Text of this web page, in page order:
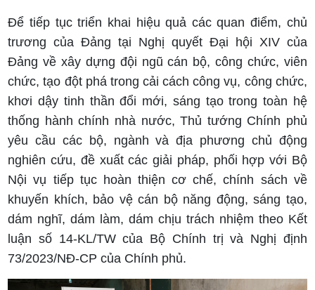
Để tiếp tục triển khai hiệu quả các quan điểm, chủ
trương của Đảng tại Nghị quyết Đại hội XIV của
Đảng về xây dựng đội ngũ cán bộ, công chức, viên
chức, tạo đột phá trong cải cách công vụ, công chức,
khơi dậy tinh thần đổi mới, sáng tạo trong toàn hệ
thống hành chính nhà nước, Thủ tướng Chính phủ
yêu cầu các bộ, ngành và địa phương chủ động
nghiên cứu, đề xuất các giải pháp, phối hợp với Bộ
Nội vụ tiếp tục hoàn thiện cơ chế, chính sách về
khuyến khích, bảo vệ cán bộ năng động, sáng tạo,
dám nghĩ, dám làm, dám chịu trách nhiệm theo Kết
luận số 14-KL/TW của Bộ Chính trị và Nghị định
73/2023/NĐ-CP của Chính phủ.